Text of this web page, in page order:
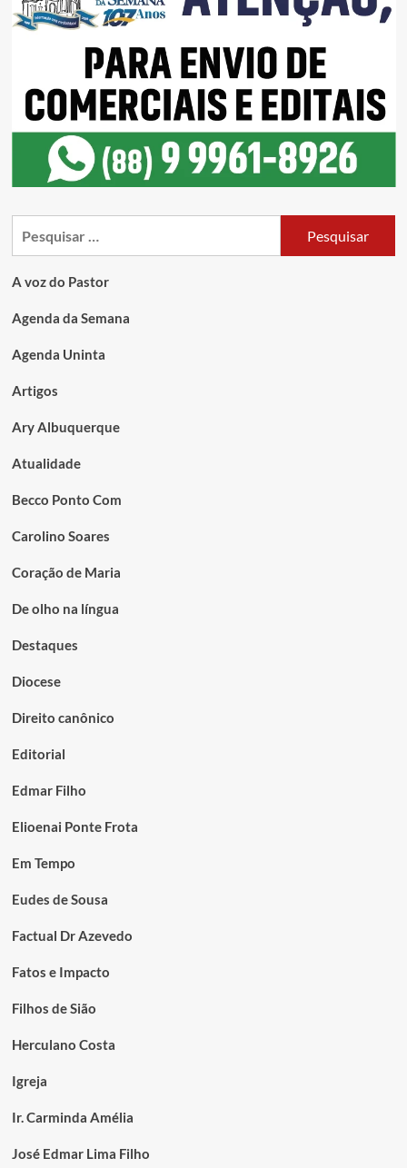
A voz do Pastor
Agenda da Semana
Agenda Uninta
Artigos
Ary Albuquerque
Atualidade
Becco Ponto Com
Carolino Soares
Coração de Maria
De olho na língua
Destaques
Diocese
Direito canônico
Editorial
Edmar Filho
Elioenai Ponte Frota
Em Tempo
Eudes de Sousa
Factual Dr Azevedo
Fatos e Impacto
Filhos de Sião
Herculano Costa
Igreja
Ir. Carminda Amélia
José Edmar Lima Filho